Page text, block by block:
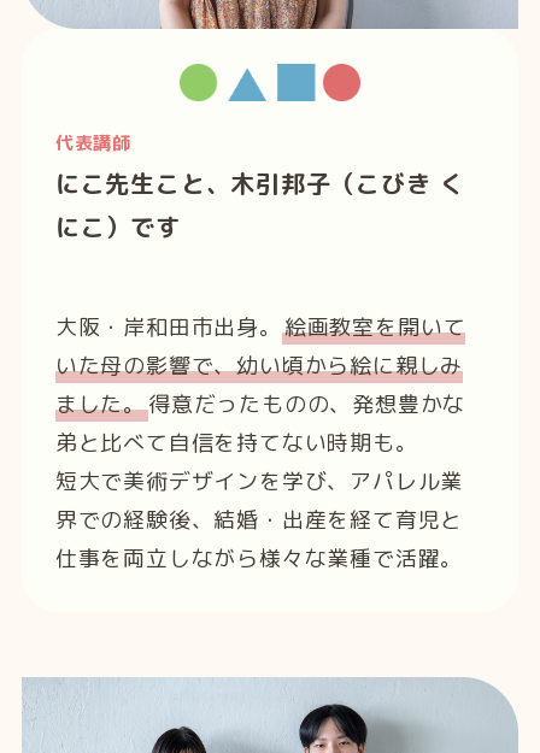
代表講師
にこ先生こと、木引邦子（こびき く
にこ）です
大阪・岸和田市出身。 絵画教室を開いて
いた母の影響で、幼い頃から絵に親しみ
ました。得意だったものの、発想豊かな
弟と比べて自信を持てない時期も。
短大で美術デザインを学び、アパレル業
界での経験後、結婚・出産を経て育児と
仕事を両立しながら様々な業種で活躍。